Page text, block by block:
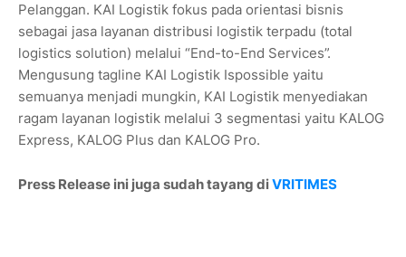
Pelanggan. KAI Logistik fokus pada orientasi bisnis
sebagai jasa layanan distribusi logistik terpadu (total
logistics solution) melalui “End-to-End Services”.
Mengusung tagline KAI Logistik Ispossible yaitu
semuanya menjadi mungkin, KAI Logistik menyediakan
ragam layanan logistik melalui 3 segmentasi yaitu KALOG
Express, KALOG Plus dan KALOG Pro.
Press Release ini juga sudah tayang diVRITIMES